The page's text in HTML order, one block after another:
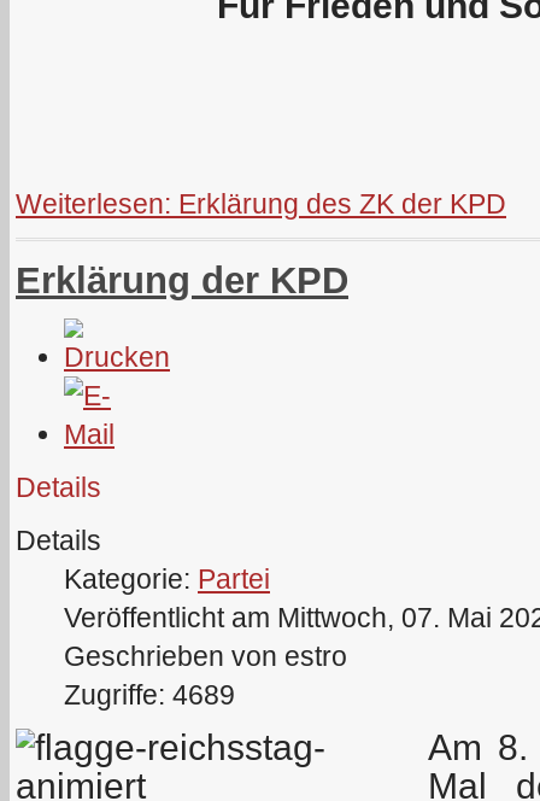
Weiterlesen: Erklärung des ZK der KPD
Erklärung der KPD
Details
Details
Kategorie: Partei
Veröffentlicht am Mittwoch, 07. Mai
Geschrieben von estro
Zugriffe: 4689
Am 8.
Mal